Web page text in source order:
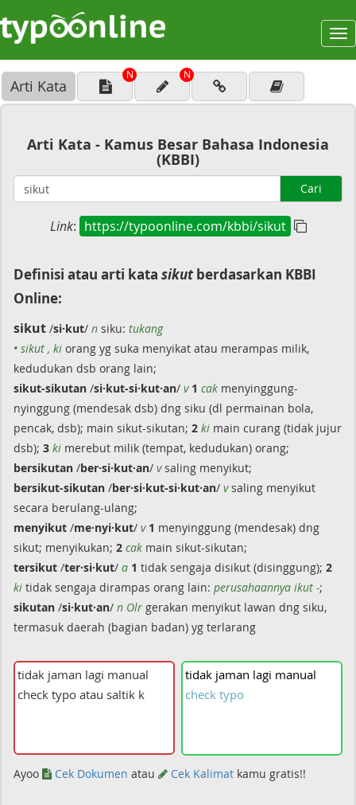
Arti Kata
N N
Arti Kata - Kamus Besar Bahasa Indonesia
(KBBI)
Cari
Link: https://typoonline.com/kbbi/sikut
Definisi atau arti kata sikutberdasarkan KBBI
Online:
sikut /si·kut/ n siku: tukang
• sikut , ki orang yg suka menyikat atau merampas milik,
kedudukan dsb orang lain;
sikut-sikutan /si·kut-si·kut·an/ v 1 cak menyinggung-
nyinggung (mendesak dsb) dng siku (dl permainan bola,
pencak, dsb); main sikut-sikutan; 2 ki main curang (tidak jujur
dsb); 3 ki merebut milik (tempat, kedudukan) orang;
bersikutan /ber·si·kut·an/ vsaling menyikut;
bersikut-sikutan /ber·si·kut-si·kut·an/ vsaling menyikut
secara berulang-ulang;
menyikut /me·nyi·kut/ v 1 menyinggung (mendesak) dng
sikut; menyikukan; 2 cak main sikut-sikutan;
tersikut /ter·si·kut/ a 1 tidak sengaja disikut (disinggung); 2
ki tidak sengaja dirampas orang lain: perusahaannya ikut -;
sikutan /si·kut·an/ n Olr gerakan menyikut lawan dng siku,
termasuk daerah (bagian badan) yg terlarang
tidak jaman lagi manual
check typo
Ayoo Cek Dokumen atau Cek Kalimat kamu gratis!!